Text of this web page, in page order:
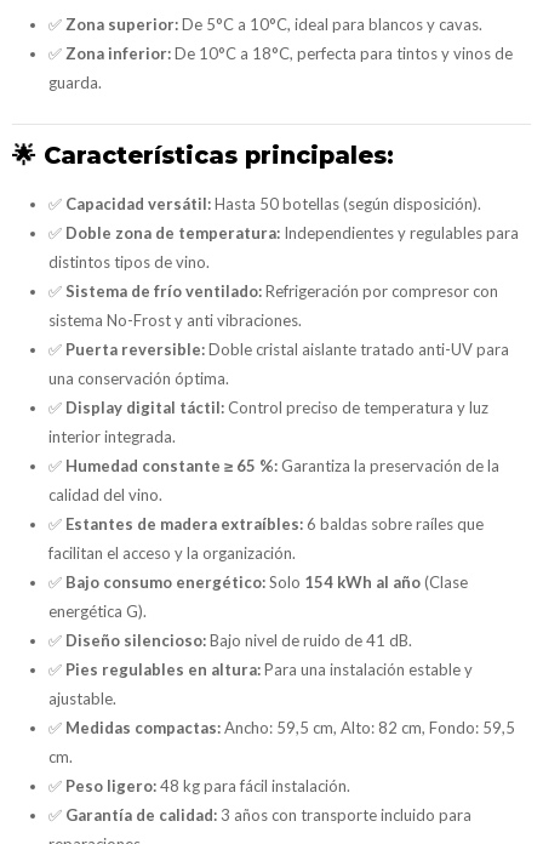
✅Zona superior:De 5°C a 10°C, ideal para blancos y cavas.
✅Zona inferior:De 10°C a 18°C, perfecta para tintos y vinos de
guarda.
🌟 Características principales:
✅ Capacidad versátil:Hasta 50 botellas (según disposición).
✅ Doble zona de temperatura: Independientes y regulables para
distintos tipos de vino.
✅Sistema de frío ventilado:Refrigeración por compresor con
sistema No-Frost y anti vibraciones.
✅ Puerta reversible:Doble cristal aislante tratado anti-UV para
una conservación óptima.
✅ Display digital táctil:Control preciso de temperatura y luz
interior integrada.
✅ Humedad constante ≥ 65 %: Garantiza la preservación de la
calidad del vino.
✅ Estantes de madera extraíbles:6 baldas sobre raíles que
facilitan el acceso y la organización.
✅ Bajo consumo energético:Solo 154 kWh al año(Clase
energética G).
✅ Diseño silencioso:Bajo nivel de ruido de 41 dB.
✅ Pies regulables en altura:Para una instalación estable y
ajustable.
✅ Medidas compactas:Ancho: 59,5 cm, Alto: 82 cm, Fondo: 59,5
cm.
✅ Peso ligero:48 kg para fácil instalación.
✅ Garantía de calidad: 3 años con transporte incluido para